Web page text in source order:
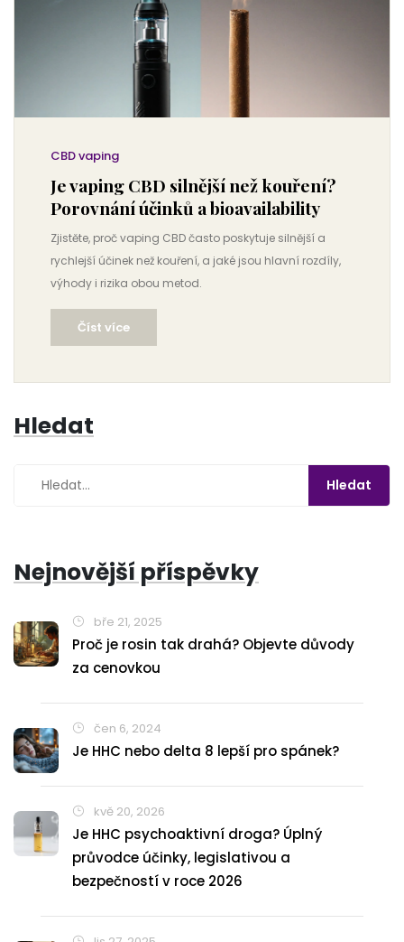
CBD vaping
Je vaping CBD silnější než kouření?
Porovnání účinků a bioavailability
Zjistěte, proč vaping CBD často poskytuje silnější a
rychlejší účinek než kouření, a jaké jsou hlavní rozdíly,
výhody i rizika obou metod.
Číst více
Hledat
Nejnovější příspěvky
bře 21, 2025
Proč je rosin tak drahá? Objevte důvody
za cenovkou
čen 6, 2024
Je HHC nebo delta 8 lepší pro spánek?
kvě 20, 2026
Je HHC psychoaktivní droga? Úplný
průvodce účinky, legislativou a
bezpečností v roce 2026